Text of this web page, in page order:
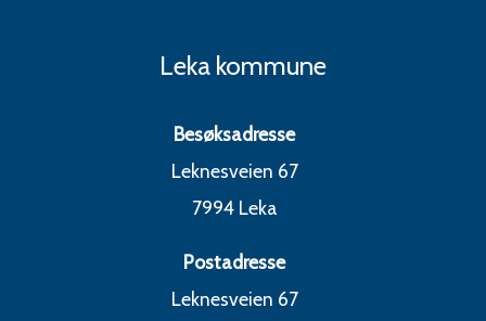
Leka kommune
Besøksadresse
Leknesveien 67
7994 Leka
Postadresse
Leknesveien 67